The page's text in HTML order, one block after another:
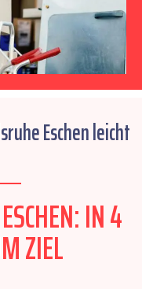
Eschen leicht
IN 4
ZIEL